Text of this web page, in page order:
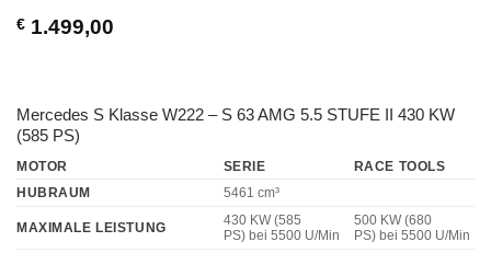
€ 1.499,00
Mercedes S Klasse W222 – S 63 AMG 5.5 STUFE II 430 KW
(585 PS)
MOTOR SERIE
RACE TOOLS
HUBRAUM
5461 cm³
MAXIMALE LEISTUNG
430 KW (585
PS) bei 5500 U/Min
500 KW (680
PS) bei 5500 U/Min